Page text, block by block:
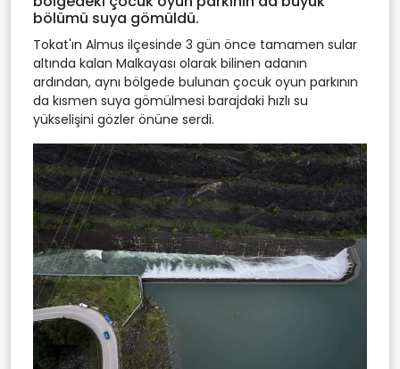
bölümü suya gömüldü.
Tokat'ın Almus ilçesinde 3 gün önce tamamen sular
altında kalan Malkayası olarak bilinen adanın
ardından, aynı bölgede bulunan çocuk oyun parkının
da kısmen suya gömülmesi barajdaki hızlı su
yükselişini gözler önüne serdi.